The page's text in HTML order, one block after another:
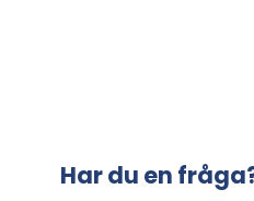
Har du en